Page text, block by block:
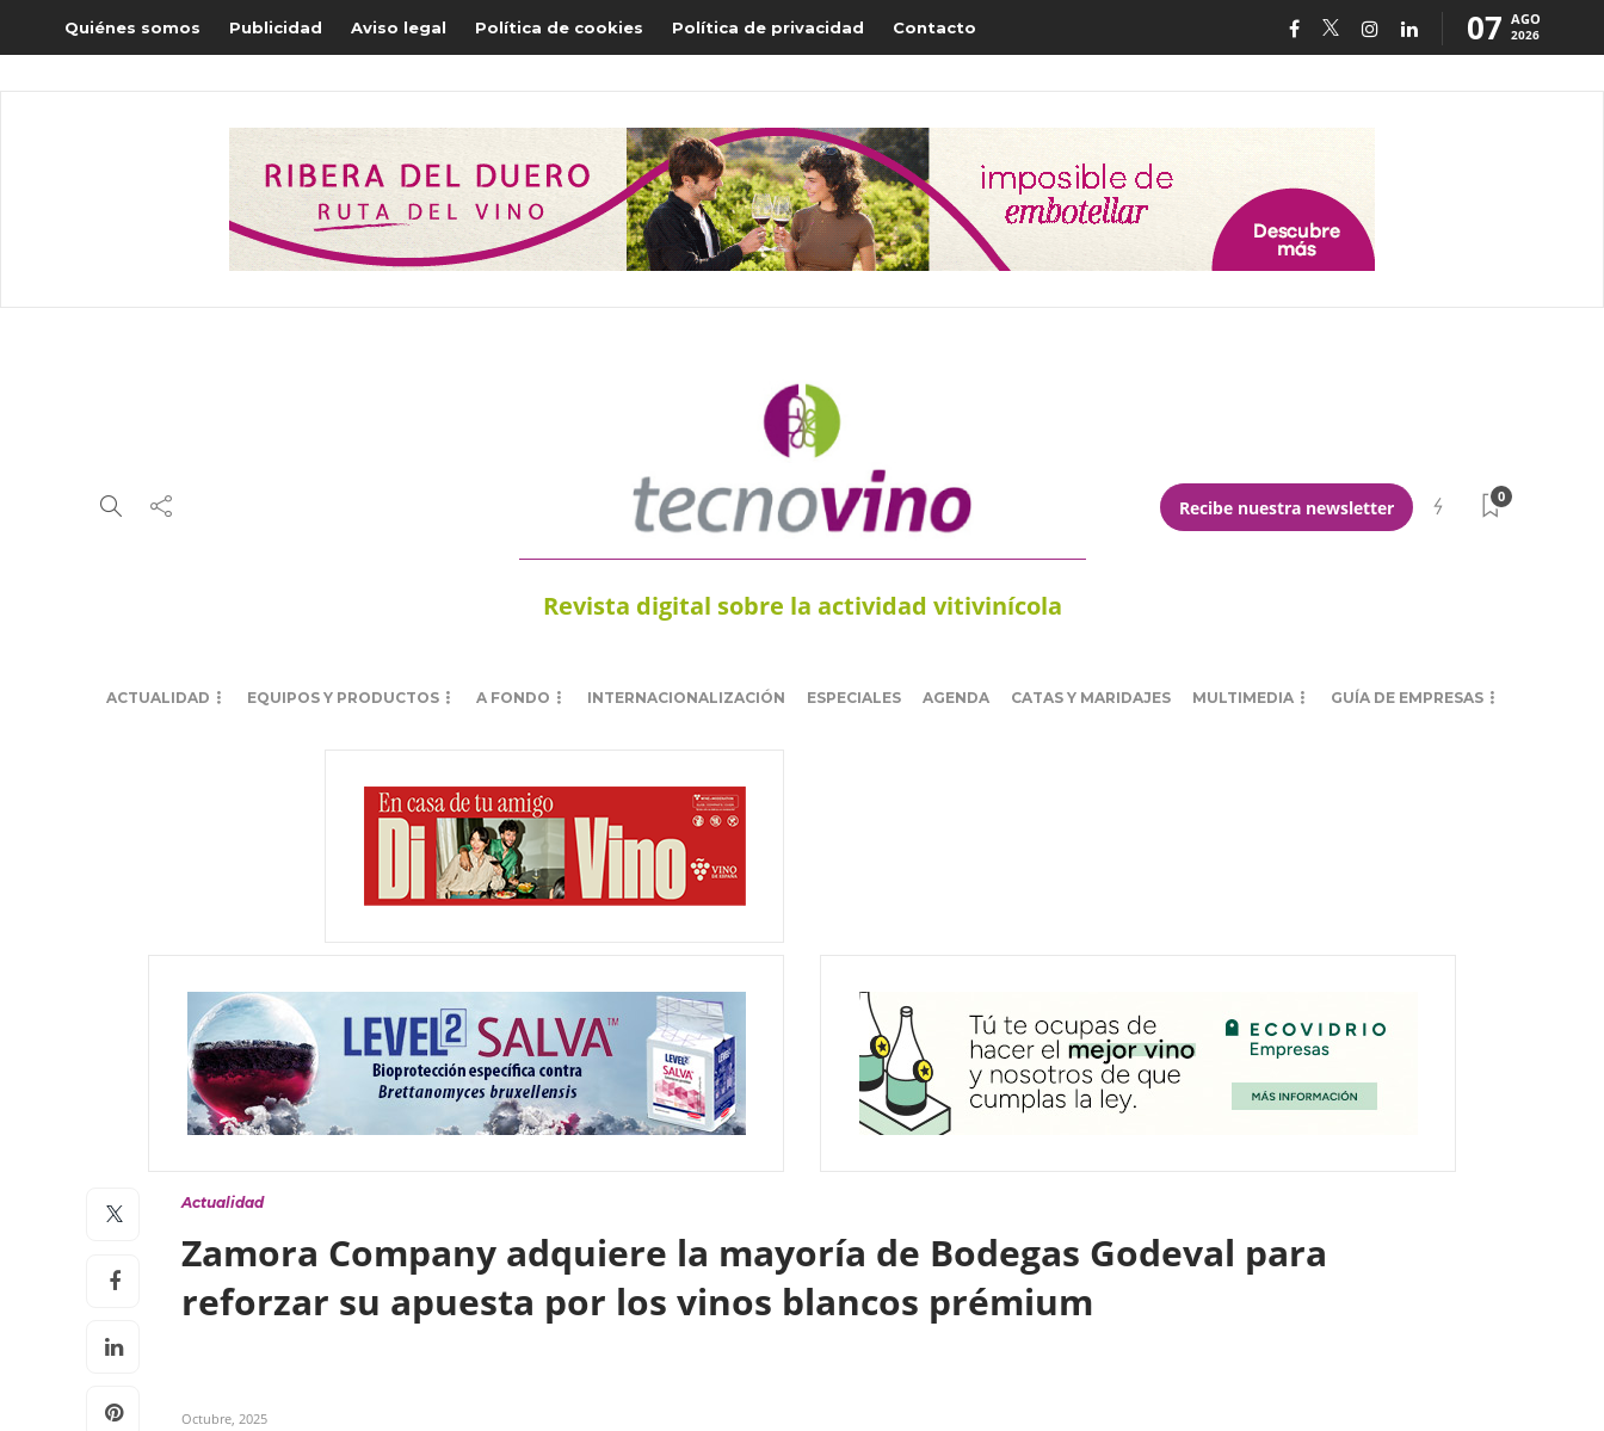
Quiénes somos Publicidad Aviso legal Política de cookies Política de privacidad Contacto 07 AGO
2026
Revista digital sobre la actividad vitivinícola
Recibe nuestra newsletter
0
ACTUALIDAD EQUIPOS Y PRODUCTOS A FONDO INTERNACIONALIZACIÓN ESPECIALES AGENDA CATAS Y MARIDAJES MULTIMEDIA GUÍA DE EMPRESAS
Actualidad
Zamora Company adquiere la mayoría de Bodegas Godeval para
reforzar su apuesta por los vinos blancos prémium
Octubre, 2025